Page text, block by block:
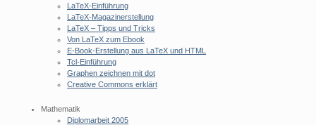
LaTeX-Einführung
LaTeX-Magazinerstellung
LaTeX – Tipps und Tricks
Von LaTeX zum Ebook
E-Book-Erstellung aus LaTeX und HTML
Tcl-Einführung
Graphen zeichnen mit dot
Creative Commons erklärt
Mathematik
Diplomarbeit 2005